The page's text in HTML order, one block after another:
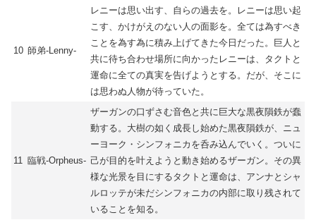
10 師弟-Lenny-
レニーは思い出す、自らの過去を。レニーは思い起
こす、かけがえのない人の面影を。全ては為すべき
ことを為す為に積み上げてきた今日だった。巨人と
共に待ち合わせ場所に向かったレニーは、タクトと
運命に全ての真実を告げようとする。だが、そこに
は思わぬ人物が待っていた。
11 臨戦-Orpheus-
ザーガンの口ずさむ音色と共に巨大な黒夜隕鉄が蠢
動する。大樹の如く成長し始めた黒夜隕鉄が、ニュ
ーヨーク・シンフォニカを呑み込んでいく。ついに
己が目的を叶えようと動き始めるザーガン。その異
様な光景を目にするタクトと運命は、アンナとシャ
ルロッテが未だシンフォニカの内部に取り残されて
いることを知る。